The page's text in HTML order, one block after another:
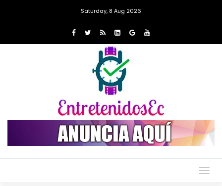
Saturday, 8 Aug 2026